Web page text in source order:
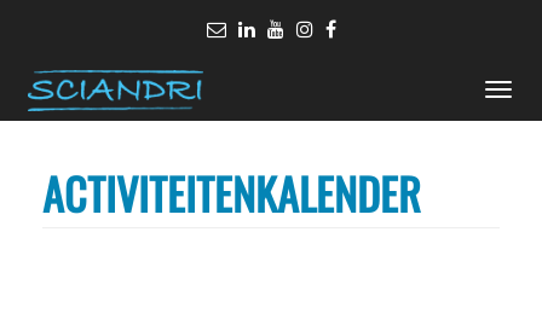
Toggle
ACTIVITEITENKALENDER